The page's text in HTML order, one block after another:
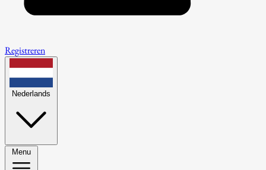
Registreren
Nederlands
Menu